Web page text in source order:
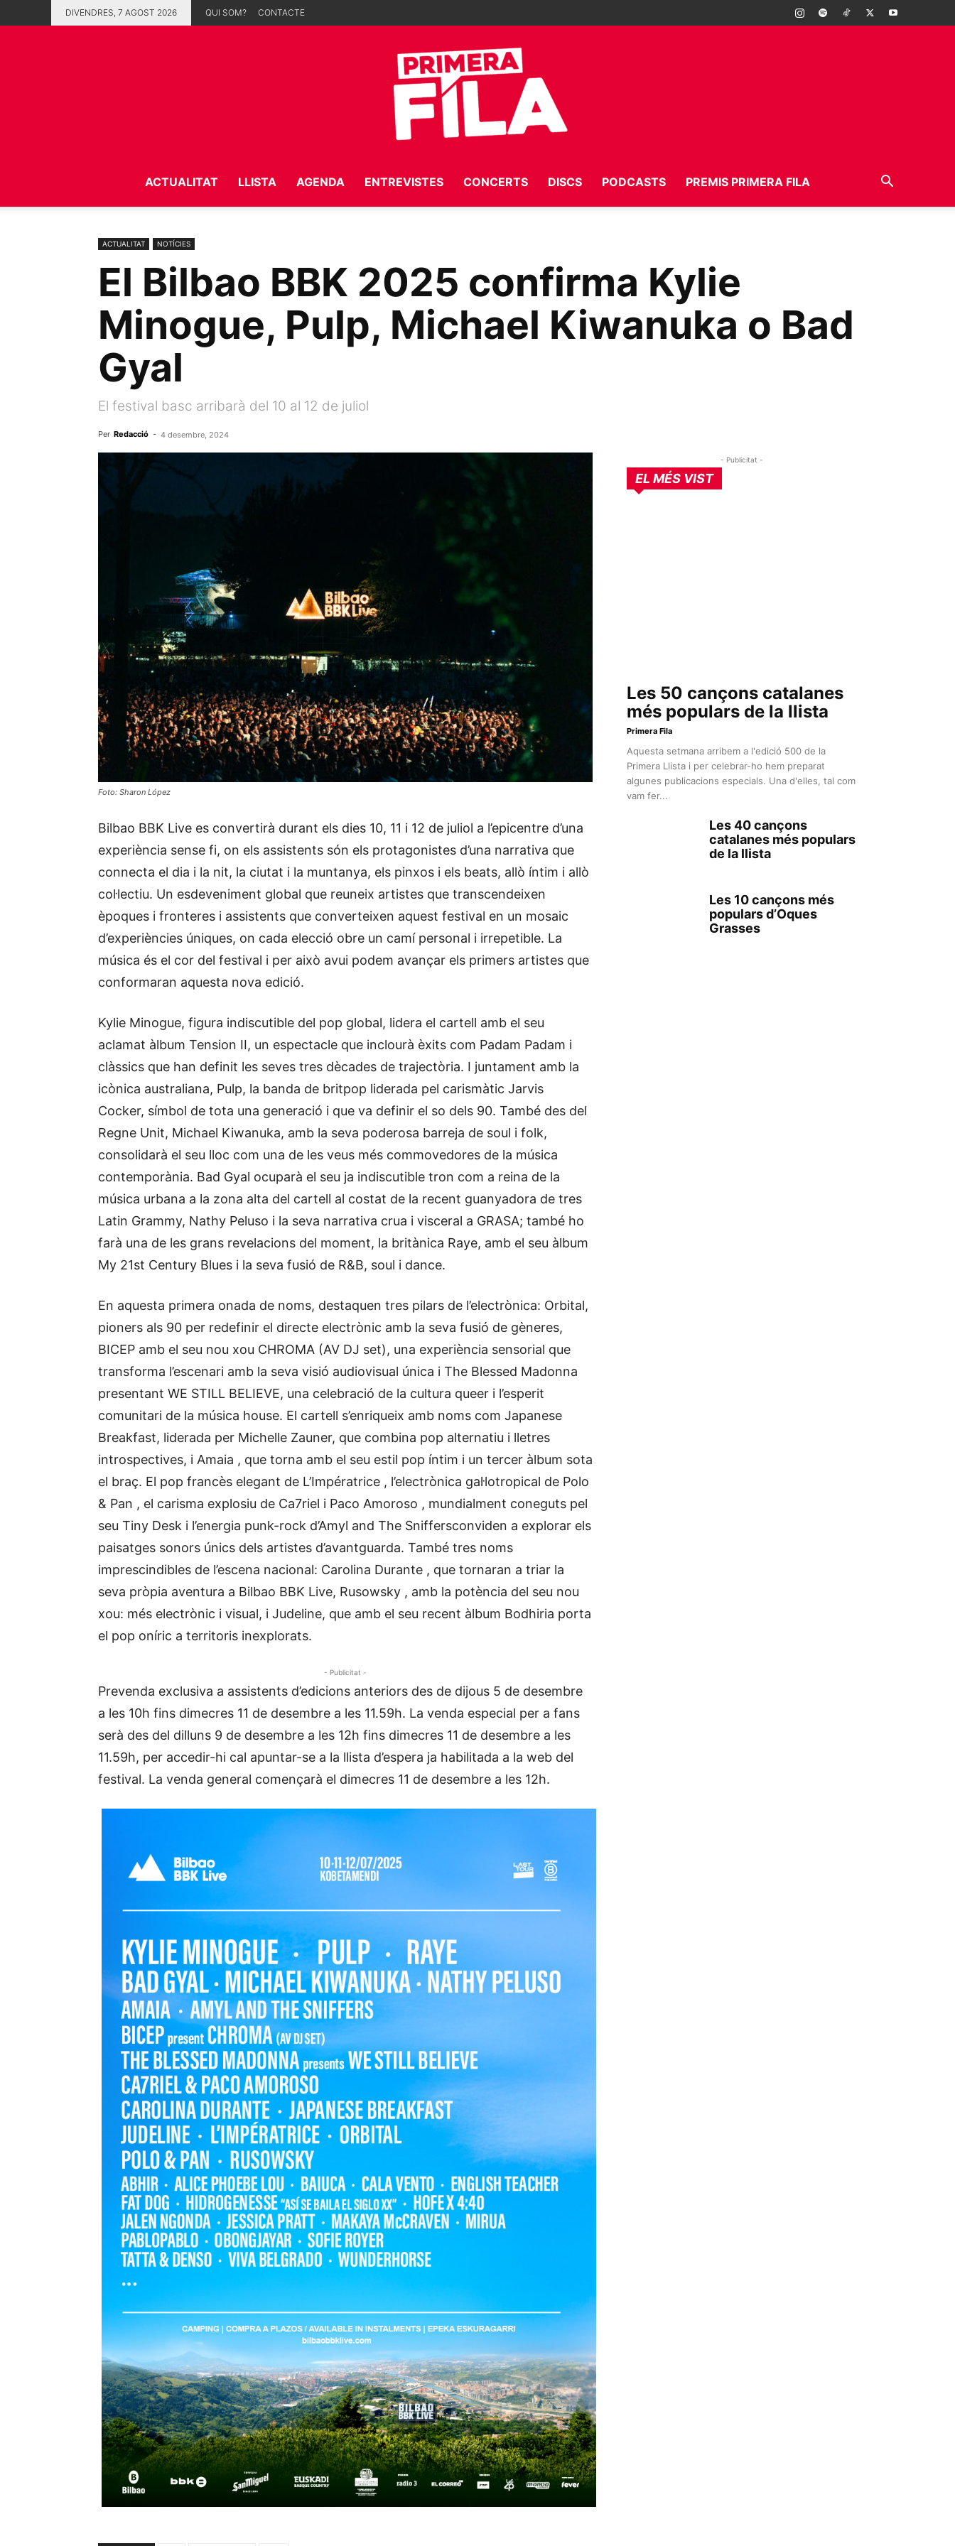
DIVENDRES, 7 AGOST 2026 QUI SOM? CONTACTE
Fila
ACTUALITAT LLISTA AGENDA ENTREVISTES CONCERTS DISCS PODCASTS PREMIS PRIMERA FILA
ACTUALITAT NOTÍCIES
El Bilbao BBK 2025 confirma Kylie
Minogue, Pulp, Michael Kiwanuka o Bad
Gyal
El festival basc arribarà del 10 al 12 de juliol
Per Redacció - 4 desembre, 2024
Foto: Sharon López
Bilbao BBK Live es convertirà durant els dies 10, 11 i 12 de juliol a l’epicentre d’una
experiència sense fi, on els assistents són els protagonistes d’una narrativa que
connecta el dia i la nit, la ciutat i la muntanya, els pinxos i els beats, allò íntim i allò
col·lectiu. Un esdeveniment global que reuneix artistes que transcendeixen
èpoques i fronteres i assistents que converteixen aquest festival en un mosaic
d’experiències úniques, on cada elecció obre un camí personal i irrepetible. La
música és el cor del festival i per això avui podem avançar els primers artistes que
conformaran aquesta nova edició.
Kylie Minogue, figura indiscutible del pop global, lidera el cartell amb el seu
aclamat àlbum Tension II, un espectacle que inclourà èxits com Padam Padam i
clàssics que han definit les seves tres dècades de trajectòria. I juntament amb la
icònica australiana, Pulp, la banda de britpop liderada pel carismàtic Jarvis
Cocker, símbol de tota una generació i que va definir el so dels 90. També des del
Regne Unit, Michael Kiwanuka, amb la seva poderosa barreja de soul i folk,
consolidarà el seu lloc com una de les veus més commovedores de la música
contemporània. Bad Gyal ocuparà el seu ja indiscutible tron ​​com a reina de la
música urbana a la zona alta del cartell al costat de la recent guanyadora de tres
Latin Grammy, Nathy Peluso i la seva narrativa crua i visceral a GRASA; també ho
farà una de les grans revelacions del moment, la britànica Raye, amb el seu àlbum
My 21st Century Blues i la seva fusió de R&B, soul i dance.
En aquesta primera onada de noms, destaquen tres pilars de l’electrònica: Orbital,
pioners als 90 per redefinir el directe electrònic amb la seva fusió de gèneres,
BICEP amb el seu nou xou CHROMA (AV DJ set), una experiència sensorial que
transforma l’escenari amb la seva visió audiovisual única i The Blessed Madonna
presentant WE STILL BELIEVE, una celebració de la cultura queer i l’esperit
comunitari de la música house. El cartell s’enriqueix amb noms com Japanese
Breakfast, liderada per Michelle Zauner, que combina pop alternatiu i lletres
introspectives, i Amaia , que torna amb el seu estil pop íntim i un tercer àlbum sota
el braç. El pop francès elegant de L’Impératrice , l’electrònica gal·lotropical de Polo
& Pan , el carisma explosiu de Ca7riel i Paco Amoroso , mundialment coneguts pel
seu Tiny Desk i l’energia punk-rock d’Amyl and The Sniffersconviden a explorar els
paisatges sonors únics dels artistes d’avantguarda. També tres noms
imprescindibles de l’escena nacional: Carolina Durante , que tornaran a triar la
seva pròpia aventura a Bilbao BBK Live, Rusowsky , amb la potència del seu nou
xou: més electrònic i visual, i Judeline, que amb el seu recent àlbum Bodhiria porta
el pop oníric a territoris inexplorats.
- Publicitat -
Prevenda exclusiva a assistents d’edicions anteriors des de dijous 5 de desembre
a les 10h fins dimecres 11 de desembre a les 11.59h. La venda especial per a fans
serà des del dilluns 9 de desembre a les 12h fins dimecres 11 de desembre a les
11.59h, per accedir-hi cal apuntar-se a la llista d’espera ja habilitada a la web del
festival. La venda general començarà el dimecres 11 de desembre a les 12h.
- Publicitat -
EL MÉS VIST
Les 50 cançons catalanes
més populars de la llista
Primera Fila
Aquesta setmana arribem a l'edició 500 de la
Primera Llista i per celebrar-ho hem preparat
algunes publicacions especials. Una d'elles, tal com
vam fer...
Les 40 cançons
catalanes més populars
de la llista
Les 10 cançons més
populars d’Oques
Grasses